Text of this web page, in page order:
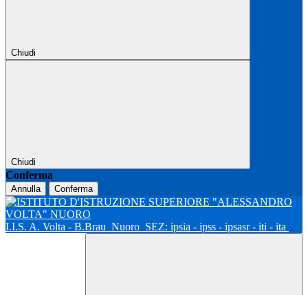
Chiudi
Chiudi
Conferma
Annulla Conferma
I.I.S. A. Volta - B.Brau Nuoro SEZ: ipsia - ipss - ipsasr - iti - ita